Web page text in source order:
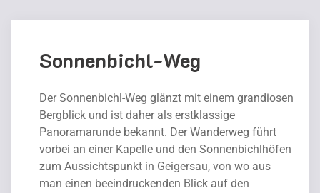
Sonnenbichl-Weg
Der Sonnenbichl-Weg glänzt mit einem grandiosen
Bergblick und ist daher als erstklassige
Panoramarunde bekannt. Der Wanderweg führt
vorbei an einer Kapelle und den Sonnenbichlhöfen
zum Aussichtspunkt in Geigersau, von wo aus
man einen beeindruckenden Blick auf den